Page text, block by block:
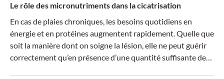
Le rôle des micronutriments dans la cicatrisation
En cas de plaies chroniques, les besoins quotidiens en
énergie et en protéines augmentent rapidement. Quelle que
soit la manière dont on soigne la lésion, elle ne peut guérir
correctement qu’en présence d’une quantité suffisante de